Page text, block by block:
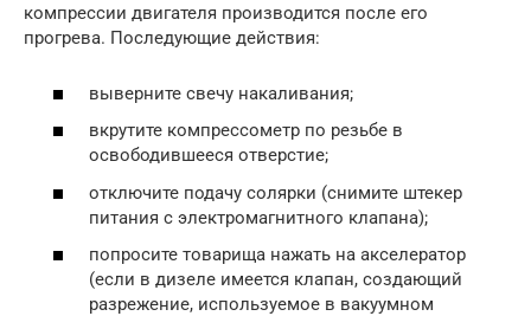
компрессии двигателя производится после его
прогрева. Последующие действия:
выверните свечу накаливания;
вкрутите компрессометр по резьбе в
освободившееся отверстие;
отключите подачу солярки (снимите штекер
питания с электромагнитного клапана);
попросите товарища нажать на акселератор
(если в дизеле имеется клапан, создающий
разрежение, используемое в вакуумном